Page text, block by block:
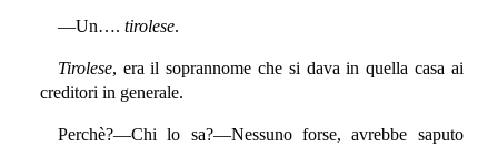
—Un…. tirolese.
Tirolese, era il soprannome che si dava in quella casa ai
creditori in generale.
Perchè?—Chi lo sa?—Nessuno forse, avrebbe saputo